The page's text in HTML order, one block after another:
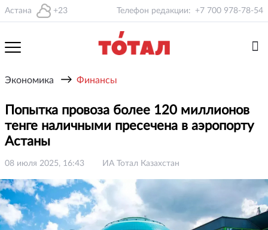
Астана +23 Телефон редакции: +7 700 978-78-54
Экономика → Финансы
Попытка провоза более 120 миллионов
тенге наличными пресечена в аэропорту
Астаны
08 июля 2025, 16:43 ИА Тотал Казахстан